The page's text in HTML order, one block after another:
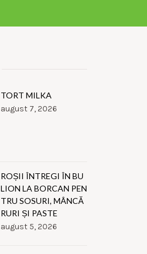
TORT MILKA
august 7, 2026
ROȘII ÎNTREGI ÎN BU
LION LA BORCAN PEN
TRU SOSURI, MÂNCĂ
RURI ȘI PASTE
august 5, 2026